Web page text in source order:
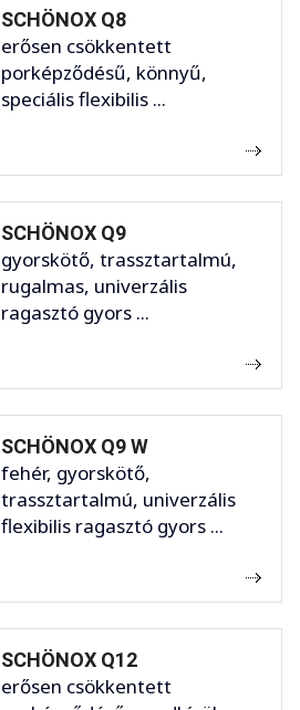
SCHÖNOX Q8
erősen csökkentett
porképződésű, könnyű,
speciális flexibilis ...
SCHÖNOX Q9
gyorskötő, trassztartalmú,
rugalmas, univerzális
ragasztó gyors ...
SCHÖNOX Q9 W
fehér, gyorskötő,
trassztartalmú, univerzális
flexibilis ragasztó gyors ...
SCHÖNOX Q12
erősen csökkentett